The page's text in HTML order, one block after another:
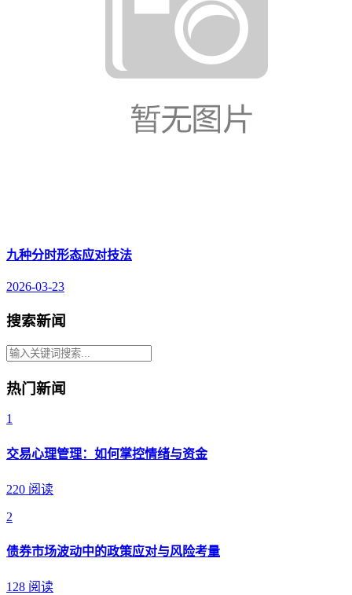
九种分时形态应对技法
2026-03-23
搜索新闻
热门新闻
1
交易心理管理：如何掌控情绪与资金
220 阅读
2
债券市场波动中的政策应对与风险考量
128 阅读